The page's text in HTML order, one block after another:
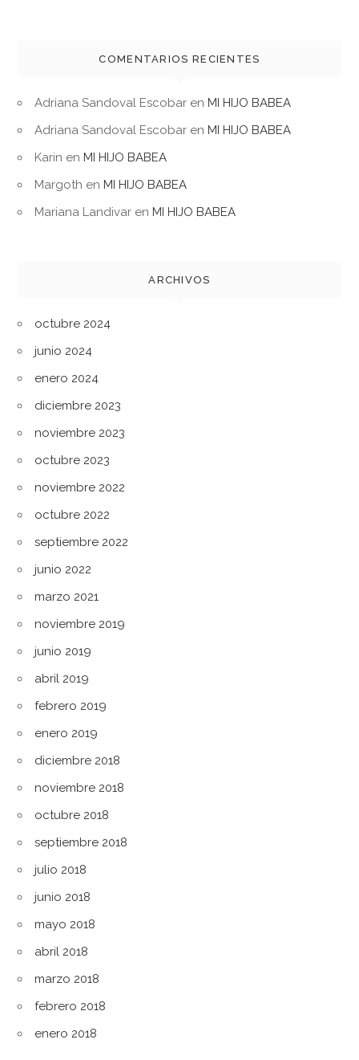
COMENTARIOS RECIENTES
Adriana Sandoval Escobar en MI HIJO BABEA
Adriana Sandoval Escobar en MI HIJO BABEA
Karin en MI HIJO BABEA
Margoth en MI HIJO BABEA
Mariana Landivar en MI HIJO BABEA
ARCHIVOS
octubre 2024
junio 2024
enero 2024
diciembre 2023
noviembre 2023
octubre 2023
noviembre 2022
octubre 2022
septiembre 2022
junio 2022
marzo 2021
noviembre 2019
junio 2019
abril 2019
febrero 2019
enero 2019
diciembre 2018
noviembre 2018
octubre 2018
septiembre 2018
julio 2018
junio 2018
mayo 2018
abril 2018
marzo 2018
febrero 2018
enero 2018